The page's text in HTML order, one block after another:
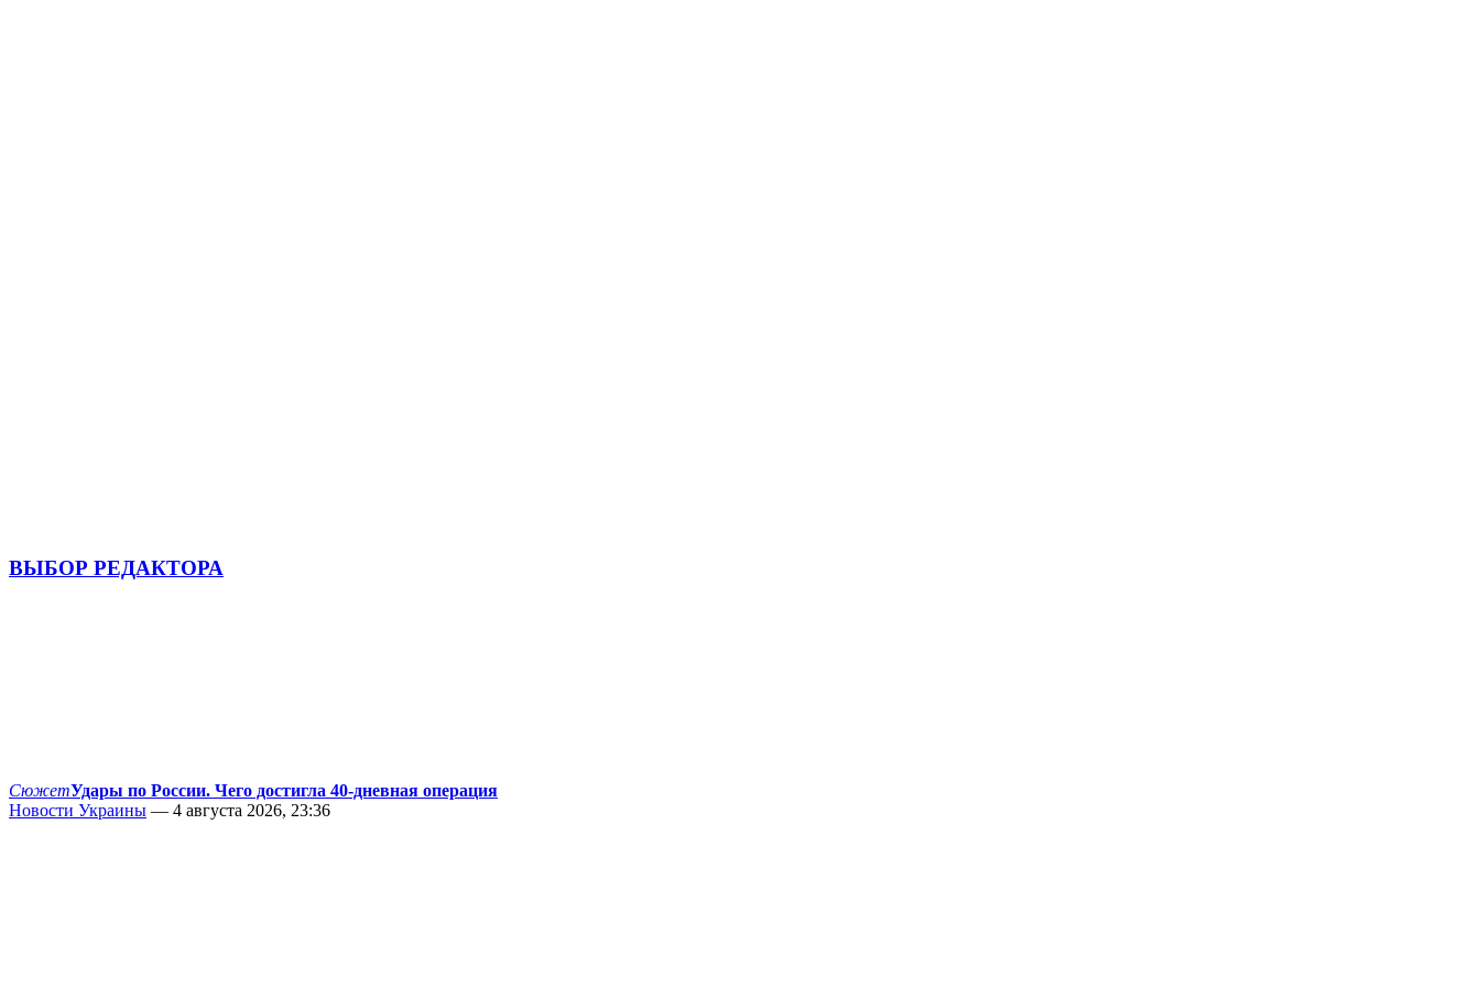
ВЫБОР РЕДАКТОРА
СюжетУдары по России. Чего достигла 40-дневная операция
Новости Украины — 4 августа 2026, 23:36